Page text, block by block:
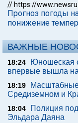
// https://
Прогноз погоды
понижение
ВАЖНЫЕ
18:24
Юношеская
впервые вышла
18:19
Средиземном и
18:04
Полиция
Эльдара Даяна